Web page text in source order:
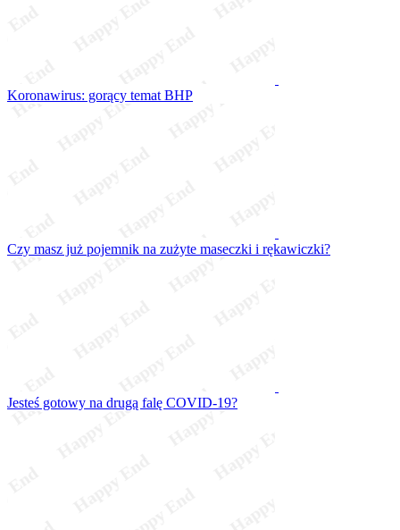
Koronawirus: gorący temat BHP
Czy masz już pojemnik na zużyte maseczki i rękawiczki?
Jesteś gotowy na drugą falę COVID-19?